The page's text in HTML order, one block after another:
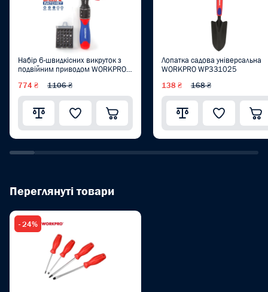
Набір 6-швидкісних викруток з
подвійним приводом WORKPRO
774 ₴ 1106 ₴
Лопатка садова універсальна
WORKPRO WP331025
138 ₴ 168 ₴
Переглянуті товари
- 24%